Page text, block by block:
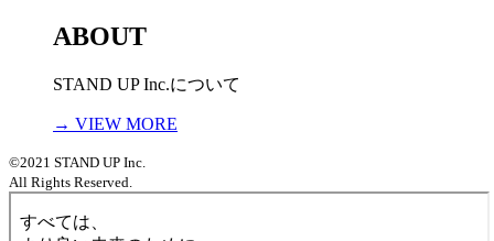
ABOUT
STAND UP Inc.について
→ VIEW MORE
©2021 STAND UP Inc.
All Rights Reserved.